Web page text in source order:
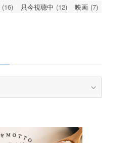
(16) 只今視聴中 (12) 映画 (7)